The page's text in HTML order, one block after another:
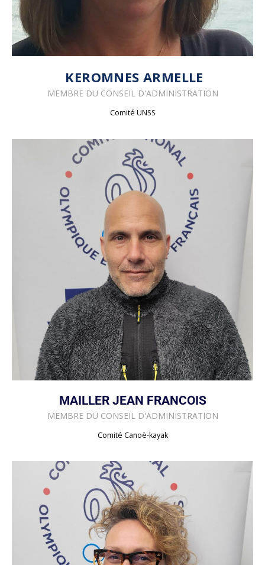
KEROMNES ARMELLE
MEMBRE DU CONSEIL D'ADMINISTRATION
Comité UNSS
MAILLER JEAN FRANCOIS
MEMBRE DU CONSEIL D'ADMINISTRATION
Comité Canoë-kayak